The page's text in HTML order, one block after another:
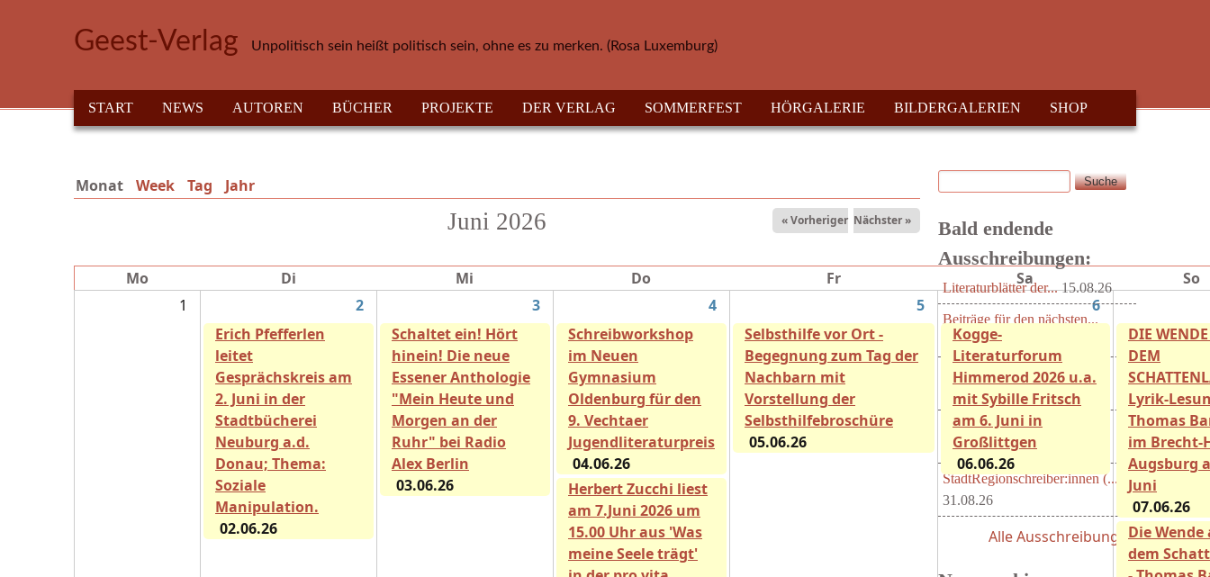
Geest-Verlag Unpolitisch sein heißt politisch sein, ohne es zu merken. (Rosa Luxemburg)
HAUPTMENÜ
START NEWS AUTOREN BÜCHER PROJEKTE DER VERLAG SOMMERFEST HÖRGALERIE BILDERGALERIEN SHOP
Monat (aktiver Reiter)
Week Tag Jahr
Juni 2026 « Vorheriger Nächster »
Mo Di Mi Do Fr Sa
So
1
2 3 4 5
6
Erich Pfefferlen
leitet
Gesprächskreis am
2. Juni in der
Stadtbücherei
Neuburg a.d.
Donau; Thema:
Soziale
Manipulation.
02.06.26
Schaltet ein! Hört
hinein! Die neue
Essener Anthologie
"Mein Heute und
Morgen an der
Ruhr" bei Radio
Alex Berlin
03.06.26
Schreibworkshop
im Neuen
Gymnasium
Oldenburg für den
9. Vechtaer
Jugendliteraturpreis
04.06.26
Herbert Zucchi liest
am 7.Juni 2026 um
15.00 Uhr aus 'Was
meine Seele trägt'
Selbsthilfe vor Ort -
Begegnung zum Tag der
Nachbarn mit
Vorstellung der
Selbsthilfebroschüre
05.06.26
Kogge-
Literaturforum
Himmerod 2026 u.a.
mit Sybille Fritsch
am 6. Juni in
Großlittgen
06.06.26
DIE
DEM
Lyrik-
Thomas
im Brecht-
Augsburg
Juni
07.06.26
Die Wende
dem
Suchformular
Suche
Bald endende
Ausschreibungen:
Literaturblätter der... 15.08.26
Beiträge für den nächsten...
15.08.26
Radio T - Hörspiel
Wettbewerb... 15.08.26
Hans-Bernhard-Schiff-...
24.08.26
StadtRegionschreiber:innen (...
31.08.26
Alle Ausschreibungen